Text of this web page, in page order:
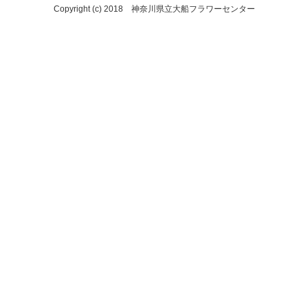
Copyright (c) 2018 神奈川県立大船フラワーセンター